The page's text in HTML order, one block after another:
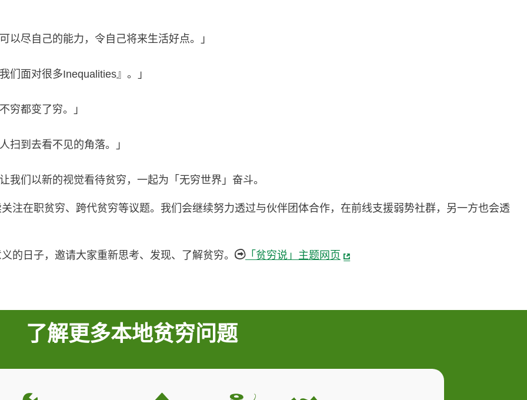
尽自己的能力，令自己将来生活好点。」
们面对很多Inequalities』。」
穷都变了穷。」
扫到去看不见的角落。」
们以新的视觉看待贫穷，一起为「无穷世界」奋斗。
注在职贫穷、跨代贫穷等议题。我们会继续努力透过与伙伴团体合作，在前线支援弱势社群，另一方也会透
的日子，邀请大家重新思考、发现、了解贫穷。 「贫穷说」主题网页
了解更多本地贫穷问题